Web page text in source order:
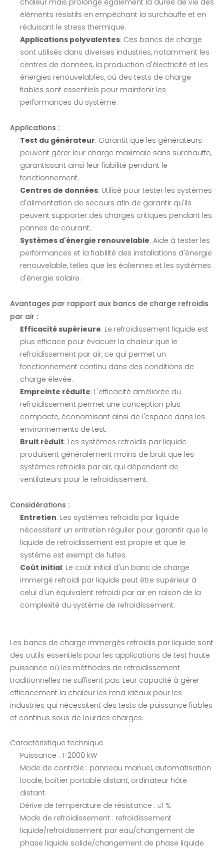
chaleur mais prolonge également la durée de vie des
éléments résistifs en empêchant la surchauffe et en
réduisant le stress thermique.
Applications polyvalentes: Ces bancs de charge
sont utilisés dans diverses industries, notamment les
centres de données, la production d'électricité et les
énergies renouvelables, où des tests de charge
fiables sont essentiels pour maintenir les
performances du système.
Applications :
Test du générateur: Garantit que les générateurs
peuvent gérer leur charge maximale sans surchauffe,
garantissant ainsi leur fiabilité pendant le
fonctionnement.
Centres de données: Utilisé pour tester les systèmes
d'alimentation de secours afin de garantir qu'ils
peuvent supporter des charges critiques pendant les
pannes de courant.
Systèmes d'énergie renouvelable: Aide à tester les
performances et la fiabilité des installations d'énergie
renouvelable, telles que les éoliennes et les systèmes
d'énergie solaire.
Avantages par rapport aux bancs de charge refroidis
par air :
Efficacité supérieure: Le refroidissement liquide est
plus efficace pour évacuer la chaleur que le
refroidissement par air, ce qui permet un
fonctionnement continu dans des conditions de
charge élevée.
Empreinte réduite: L'efficacité améliorée du
refroidissement permet une conception plus
compacte, économisant ainsi de l'espace dans les
environnements de test.
Bruit réduit: Les systèmes refroidis par liquide
produisent généralement moins de bruit que les
systèmes refroidis par air, qui dépendent de
ventilateurs pour le refroidissement.
Considérations :
Entretien: Les systèmes refroidis par liquide
nécessitent un entretien régulier pour garantir que le
liquide de refroidissement est propre et que le
système est exempt de fuites.
Coût initial: Le coût initial d'un banc de charge
immergé refroidi par liquide peut être supérieur à
celui d'un équivalent refroidi par air en raison de la
complexité du système de refroidissement.
Les bancs de charge immergés refroidis par liquide sont
des outils essentiels pour les applications de test haute
puissance où les méthodes de refroidissement
traditionnelles ne suffisent pas. Leur capacité à gérer
efficacement la chaleur les rend idéaux pour les
industries qui nécessitent des tests de puissance fiables
et continus sous de lourdes charges.
Caractéristique technique
Puissance : 1-2000 kW
Mode de contrôle : panneau manuel, automatisation
locale, boîtier portable distant, ordinateur hôte
distant.
Dérive de température de résistance : ≤1 %
Mode de refroidissement : refroidissement
liquide/refroidissement par eau/changement de
phase liquide solide/changement de phase liquide